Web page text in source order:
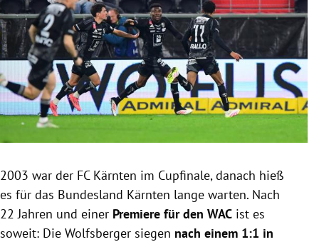
Untermenü
Untermenü
Untermenü
Untermenü
Untermenü
2003 war der FC Kärnten im Cupfinale, danach hieß
es für das Bundesland Kärnten lange warten. Nach
22 Jahren und einer Premiere für den WAC ist es
soweit: Die Wolfsberger siegen nach einem 1:1 in